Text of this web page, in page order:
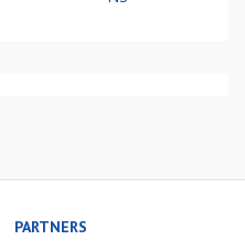
PARTNERS